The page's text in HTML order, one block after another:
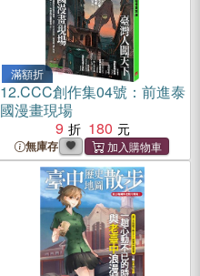
滿額折
12.CCC創作集04號：前進泰
國漫畫現場
9
180
無庫存